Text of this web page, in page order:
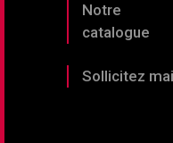
Notre
catalogue
Sollicitez